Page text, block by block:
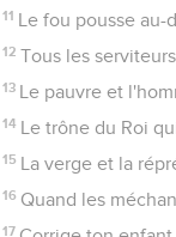
11 Le fou pousse au-
12 Tous les
13 Le pauvre et
14 Le trône du Roi
15 La verge et la
16 Quand les
17